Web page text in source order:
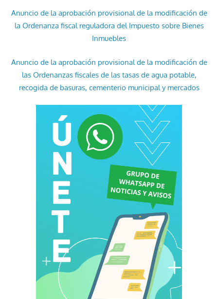
Anuncio de la aprobación provisional de la modificación de
la Ordenanza fiscal reguladora del Impuesto sobre Bienes
Inmuebles
Anuncio de la aprobación provisional de la modificación de
las Ordenanzas fiscales de las tasas de agua potable,
recogida de basuras, cementerio municipal y mercados